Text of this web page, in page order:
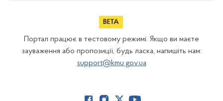
Портал працює в тестовому режимі. Якщо ви маєте
зауваження або пропозиції, будь ласка, напишіть нам:
support@kmu.gov.ua